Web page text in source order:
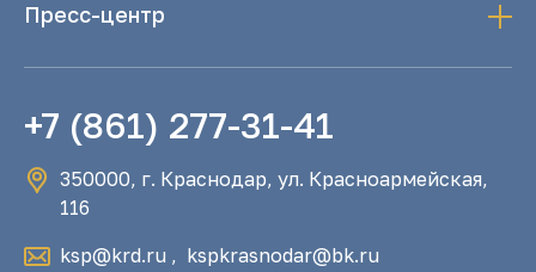
Пресс-центр
+7 (861) 277-31-41
350000, г. Краснодар, ул. Красноармейская,
116
ksp@krd.ru , kspkrasnodar@bk.ru